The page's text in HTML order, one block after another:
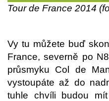
Tour de France 2014
Vy tu můžete buď
France, severně po
průsmyku Col de
vystoupáte až do
tuhle chvíli budou